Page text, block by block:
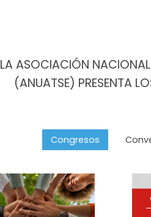
LA ASOCIACIÓN
(ANUATSE) PRESENTA
Congresos